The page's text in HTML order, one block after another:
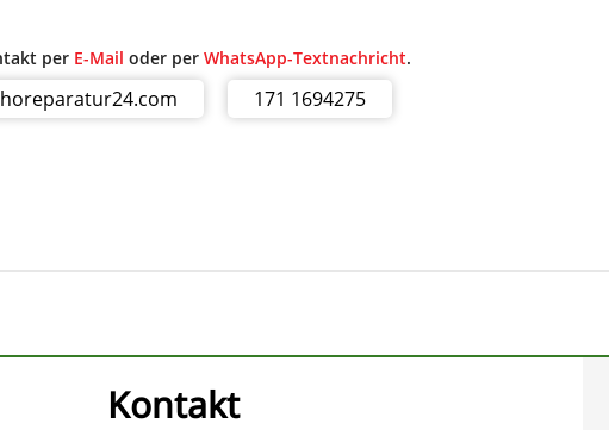
per E-Mail oder perWhatsApp-Textnachricht.
171 1694275
Kontakt